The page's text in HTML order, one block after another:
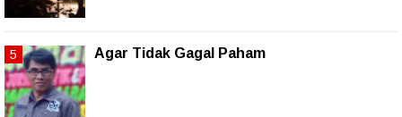
Agar Tidak Gagal Paham